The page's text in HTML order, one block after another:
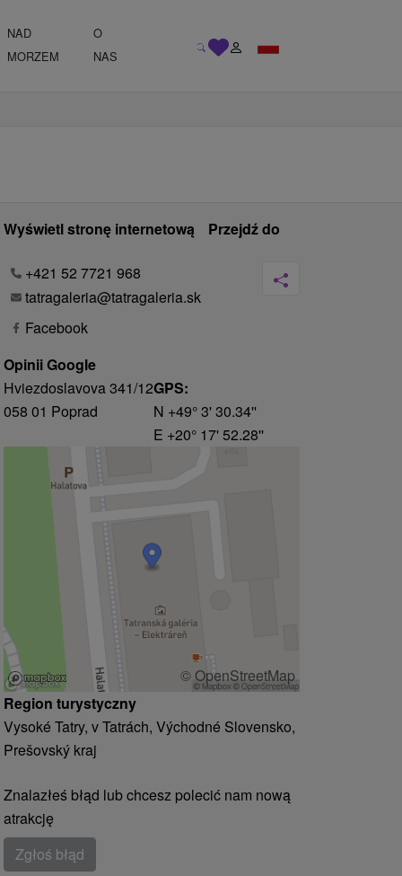
NAD
MORZEM
O
NAS
Wyświetl stronę internetową Przejdź do
+421 52 7721 968
tatragaleria@tatragaleria.sk
Facebook
Opinii Google
Hviezdoslavova 341/12
058 01 Poprad
GPS:
N +49° 3' 30.34''
E +20° 17' 52.28''
© OpenStreetMap
Region turystyczny
Vysoké Tatry, v Tatrách, Východné Slovensko,
Prešovský kraj
Znalazłeś błąd lub chcesz polecić nam nową
atrakcję
Zgłoś błąd